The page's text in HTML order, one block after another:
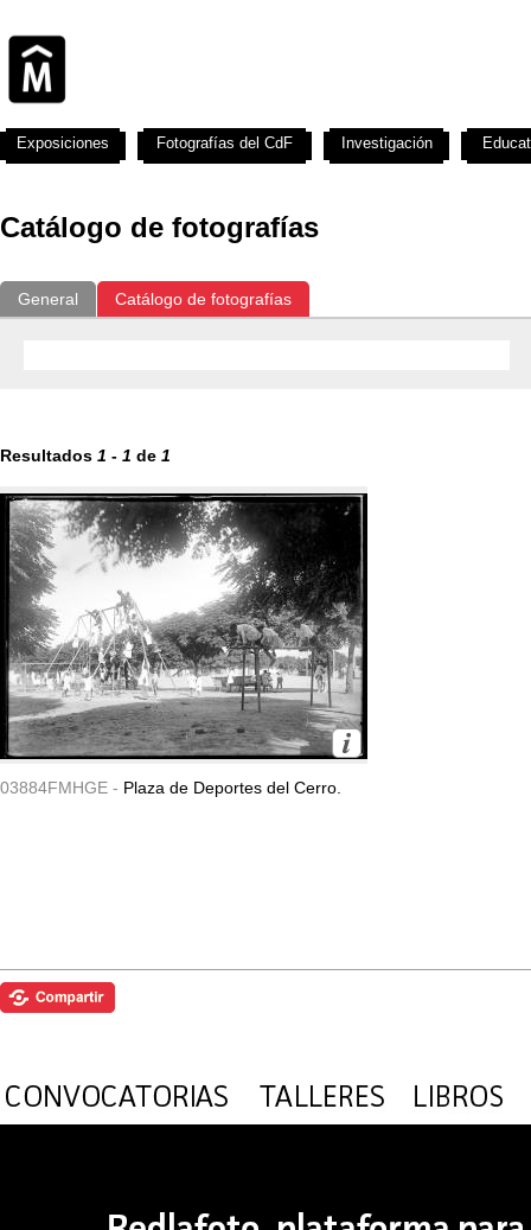
Catálogo de fotografías
General Catálogo de fotografías
Resultados 1 - 1 de 1
03884FMHGE - Plaza de Deportes del Cerro.
Exposiciones Fotografías del CdF Investigación